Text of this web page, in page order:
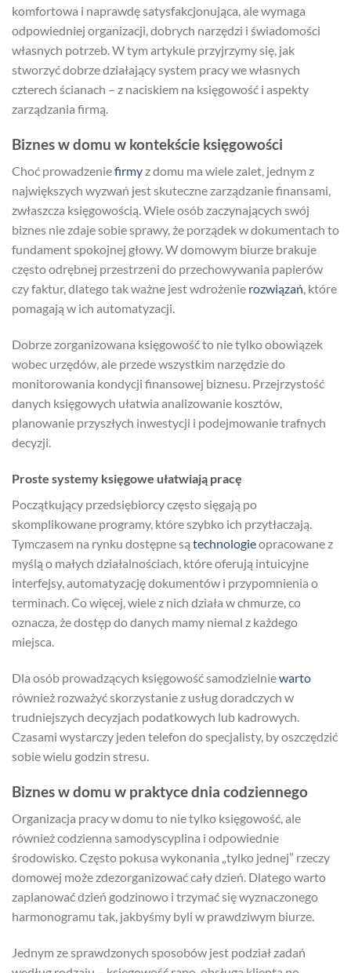
komfortowa i naprawdę satysfakcjonująca, ale wymaga
odpowiedniej organizacji, dobrych narzędzi i świadomości
własnych potrzeb. W tym artykule przyjrzymy się, jak
stworzyć dobrze działający system pracy we własnych
czterech ścianach – z naciskiem na księgowość i aspekty
zarządzania firmą.
Biznes w domu w kontekście księgowości
Choć prowadzeniefirmyz domu ma wiele zalet, jednym z
największych wyzwań jest skuteczne zarządzanie finansami,
zwłaszcza księgowością. Wiele osób zaczynających swój
biznes nie zdaje sobie sprawy, że porządek w dokumentach to
fundament spokojnej głowy. W domowym biurze brakuje
często odrębnej przestrzeni do przechowywania papierów
czy faktur, dlatego tak ważne jest wdrożenie rozwiązań, które
pomagają w ich automatyzacji.
Dobrze zorganizowana księgowość to nie tylko obowiązek
wobec urzędów, ale przede wszystkim narzędzie do
monitorowania kondycji finansowej biznesu. Przejrzystość
danych księgowych ułatwia analizowanie kosztów,
planowanie przyszłych inwestycji i podejmowanie trafnych
decyzji.
Proste systemy księgowe ułatwiają pracę
Początkujący przedsiębiorcy często sięgają po
skomplikowane programy, które szybko ich przytłaczają.
Tymczasem na rynku dostępne są technologieopracowane z
myślą o małych działalnościach, które oferują intuicyjne
interfejsy, automatyzację dokumentów i przypomnienia o
terminach. Co więcej, wiele z nich działa w chmurze, co
oznacza, że dostęp do danych mamy niemal z każdego
miejsca.
Dla osób prowadzących księgowość samodzielniewarto
również rozważyć skorzystanie z usług doradczych w
trudniejszych decyzjach podatkowych lub kadrowych.
Czasami wystarczy jeden telefon do specjalisty, by oszczędzić
sobie wielu godzin stresu.
Biznes w domu w praktyce dnia codziennego
Organizacja pracy w domu to nie tylko księgowość, ale
również codzienna samodyscyplina i odpowiednie
środowisko. Często pokusa wykonania „tylko jednej” rzeczy
domowej może zdezorganizować cały dzień. Dlatego warto
zaplanować dzień godzinowo i trzymać się wyznaczonego
harmonogramu tak, jakbyśmy byli w prawdziwym biurze.
Jednym ze sprawdzonych sposobów jest podział zadań